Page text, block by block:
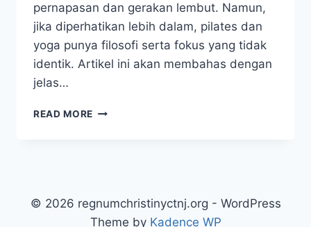
pernapasan dan gerakan lembut. Namun,
jika diperhatikan lebih dalam, pilates dan
yoga punya filosofi serta fokus yang tidak
identik. Artikel ini akan membahas dengan
jelas…
READ MORE PILATES
MANFAATNYA
UNTUK
© 2026 regnumchristinyctnj.org - WordPress
Theme by Kadence WP